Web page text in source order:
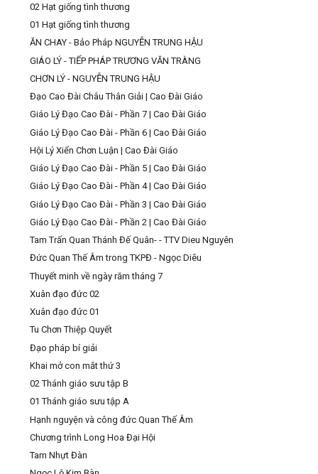
02 Hạt giống tình thương
01 Hạt giống tình thương
ĂN CHAY - Bảo Pháp NGUYỄN TRUNG HẬU
GIÁO LÝ - TIẾP PHÁP TRƯƠNG VĂN TRÀNG
CHƠN LÝ - NGUYỄN TRUNG HẬU
Đạo Cao Đài Châu Thân Giải | Cao Đài Giáo
Giáo Lý Đạo Cao Đài - Phần 7 | Cao Đài Giáo
Giáo Lý Đạo Cao Đài - Phần 6 | Cao Đài Giáo
Hội Lý Xiển Chơn Luận | Cao Đài Giáo
Giáo Lý Đạo Cao Đài - Phần 5 | Cao Đài Giáo
Giáo Lý Đạo Cao Đài - Phần 4 | Cao Đài Giáo
Giáo Lý Đạo Cao Đài - Phần 3 | Cao Đài Giáo
Giáo Lý Đạo Cao Đài - Phần 2 | Cao Đài Giáo
Tam Trấn Quan Thánh Đế Quân- - TTV Dieu Nguyên
Đức Quan Thế Âm trong TKPĐ - Ngọc Diêu
Thuyết minh về ngày răm tháng 7
Xuân đạo đức 02
Xuân đạo đức 01
Tu Chơn Thiệp Quyết
Đạo pháp bí giải
Khai mở con mắt thứ 3
02 Thánh giáo sưu tập B
01 Thánh giáo sưu tập A
Hạnh nguyện và công đức Quan Thế Âm
Chương trình Long Hoa Đại Hội
Tam Nhựt Đàn